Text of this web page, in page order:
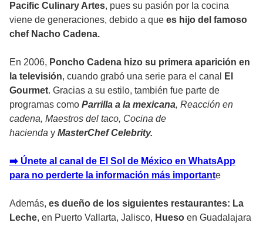
Pacific Culinary Artes, pues su pasión por la cocina
viene de generaciones, debido a que es hijo del famoso
chef Nacho Cadena.
En 2006, Poncho Cadena hizo su primera aparición en
la televisión, cuando grabó una serie para el canal
El
Gourmet. Gracias a su estilo, también fue parte de
programas como Parrilla a la mexicana, Reacción en
cadena, Maestros del taco, Cocina de
hacienda y MasterChef Celebrity.
➡️ Únete al canal de El Sol de México en WhatsApp
para no perderte la información más importante
Además, es dueño de los siguientes restaurantes: La
Leche, en Puerto Vallarta, Jalisco, Hueso en Guadalajara